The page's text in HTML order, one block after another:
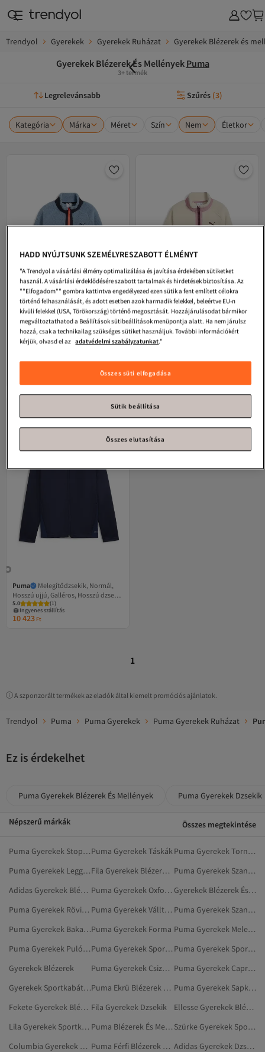
Trendyol Gyerekek Gyerekek Ruházat Gyerekek Blézerek és
Gyerekek Blézerek És Mellények Puma
3+ termék
Legrelevánsabb Szűrés (3)
Kategória Márka Méret Szín Nem Életkor
Puma
Több évszakos dzsekik,
standard dzseki, garbós nyakú,
5.0 (8)
Ingyenes szállítás
Puma
standard dzseki, garbós nyakú,
zsebes, kötött, egyszínű
5.0 (3)
Ingyenes szállítás
Legalacsonyabb (30 nap)
-6% 26 203
Puma
Melegítődzsekik, Normál,
Hosszú ujjú, Galléros, Hosszú dzseki,
Egyszínű, Cipzáras zsebes, Teljes
cipzáras
5.0 (1)
Ingyenes szállítás
10 423 Ft
1
A szponzorált termékek az eladók által kiemelt promóciós ajánlatok.
Trendyol Puma Puma Gyerekek Puma Gyerekek Ruházat
Ez is érdekelhet
Puma Gyerekek Blézerek És Mellények Puma Gyerekek Dzsekik
Népszerű márkák Összes megtekintése
Puma Gyerekek Stoplis CipőkPuma Gyerekek Táskák
Puma Gyerekek Tornazsákok
Puma Gyerekek Leggingsz
Fila Gyerekek Blézerek És Mellények
Puma Gyerekek Szandál
Adidas Gyerekek Blézerek És Mellények
Puma Gyerekek Oxford Cipő
Gyerekek Blézerek És Mellények
Puma Gyerekek Rövidnadrág
Puma Gyerekek Válltáskák
Puma Gyerekek Szandálok És Papucsok
Puma Gyerekek BakancsokPuma Gyerekek Forma
Puma Gyerekek Melegítőnadrág
Puma Gyerekek Pulóverek
Puma Gyerekek Sportos Rövidnadrág
Puma Gyerekek Sportos Melegítőnadrág
Gyerekek Blézerek
Puma Gyerekek Csizmák És Magas Szárú Csizmák
Puma Gyerekek Capri- És Bermuda Nadrágok
Gyerekek Sportkabátok
Puma Ekrü Blézerek És Mellények
Puma Gyerekek Sapkák, Kalapok
Fekete Gyerekek Blézerek És Mellények Fila Gyerekek Dzsekik
Ellesse Gyerekek Blézerek És Mellények
Lila Gyerekek Sportkabátok
Puma Blézerek És Mellények
Szürke Gyerekek Sportzakók
Columbia Gyerekek Blézerek És Mellények
Puma Férfi Blézerek És Mellények
Adidas Gyerekek Dzsekik
HADD NYÚJTSUNK SZEMÉLYRESZABOTT ÉLMÉNYT
"A Trendyol a vásárlási élmény optimalizálása és javítása érdekében sütiketket
használ. A vásárlási érdeklődésére szabott tartalmak és hirdetések biztosítása. Az
""Elfogadom"" gombra kattintva engedélyezed ezen sütik a fent említett célokra
történő felhasználását, és adott esetben azok harmadik felekkel, beleértve EU-n
kívüli felekkel (USA, Törökország) történő megosztását. Hozzájárulásodat bármikor
megváltoztathatod a Beállítások sütibeállítások menüpontja alatt. Ha nem járulsz
hozzá, csak a technikailag szükséges sütiket használjuk. További információkért
kérjük, olvasd el az adatvédelmi szabályzatunkat."
Összes süti elfogadása
Sütik beállítása
Összes elutasítása